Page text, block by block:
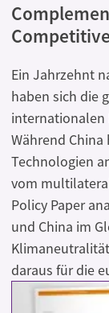
Ein Jahrzehnt
haben sich die
internationalen
Während
Technologien
vom
Policy Paper
und China im
daraus für die